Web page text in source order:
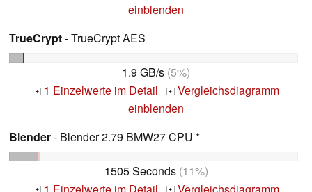
einblenden
TrueCrypt- TrueCrypt AES
1.9 GB/s (5%)
+ 1 Einzelwerte im Detail + Vergleichsdiagramm
einblenden
Blender- Blender 2.79 BMW27 CPU *
1505 Seconds(11%)
+ 1 Einzelwerte im Detail + Vergleichsdiagramm